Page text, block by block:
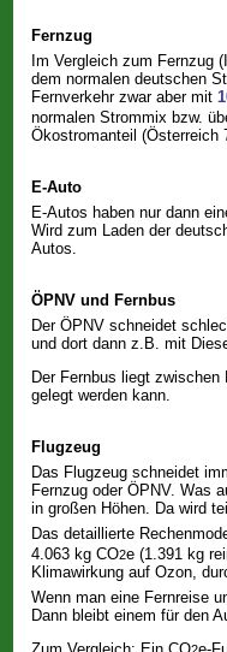
Fernzug
Im Vergleich zum Fernzug
dem normalen deutschen
Fernverkehr zwar aber mit
normalen Strommix bzw.
Ökostromanteil (Österreich
E-Auto
E-Autos haben nur dann
Wird zum Laden der
Autos.
ÖPNV und Fernbus
Der ÖPNV schneidet
und dort dann z.B. mit
Der Fernbus liegt
gelegt werden kann.
Flugzeug
Das Flugzeug schneidet
Fernzug oder ÖPNV. Was
in großen Höhen. Da wird
Das detaillierte
4.063 kg CO2e (1.391 kg
Klimawirkung auf Ozon,
Wenn man eine Fernreise
Dann bleibt einem für den